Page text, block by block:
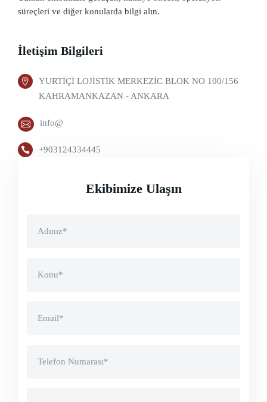
süreçleri ve diğer konularda bilgi alın.
İletişim Bilgileri
YURTİÇİ LOJİSTİK MERKEZİC BLOK NO 100/156
KAHRAMANKAZAN - ANKARA
info@
+903124334445
Ekibimize Ulaşın